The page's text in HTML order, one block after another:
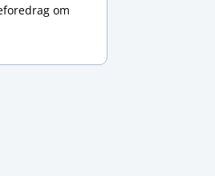
om